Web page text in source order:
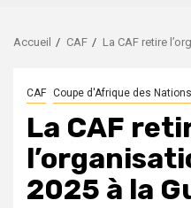
Accueil CAF La CAF retire
CAF Coupe d'Afrique des Nations
La CAF
2025 à la